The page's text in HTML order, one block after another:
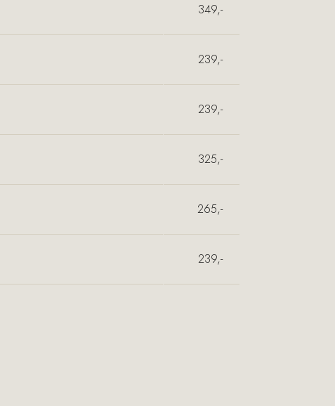
349,-
239,-
239,-
325,-
265,-
239,-